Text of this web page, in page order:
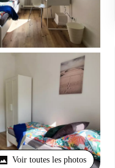
Voir toutes les photos